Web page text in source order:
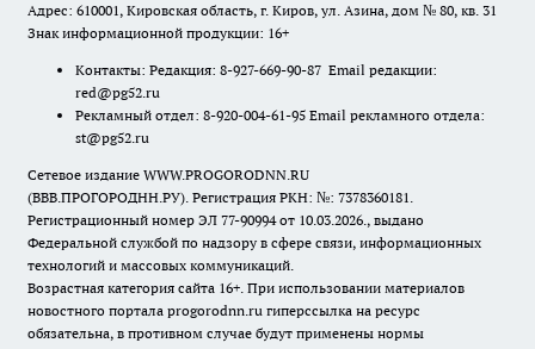
Адрес: 610001, Кировская область, г. Киров, ул. Азина, дом № 80, кв. 31
Знак информационной продукции: 16+
Контакты: Редакция: 8-927-669-90-87 Email редакции:
red@pg52.ru
Рекламный отдел: 8-920-004-61-95 Email рекламного отдела:
st@pg52.ru
Сетевое издание WWW.PROGORODNN.RU
(ВВВ.ПРОГОРОДНН.РУ). Регистрация РКН: №: 7378360181.
Регистрационный номер ЭЛ 77-90994 от 10.03.2026., выдано
Федеральной службой по надзору в сфере связи, информационных
технологий и массовых коммуникаций.
Возрастная категория сайта 16+. При использовании материалов
новостного портала progorodnn.ru гиперссылка на ресурс
обязательна, в противном случае будут применены нормы